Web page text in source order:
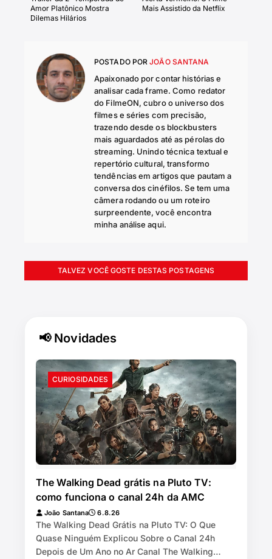
Mais Assistido da Netflix
Amor Platônico Mostra
Dilemas Hilários
POSTADO POR JOÃO SANTANA
Apaixonado por contar histórias e
analisar cada frame. Como redator
do FilmeON, cubro o universo dos
filmes e séries com precisão,
trazendo desde os blockbusters
mais aguardados até as pérolas do
streaming. Unindo técnica textual e
repertório cultural, transformo
tendências em artigos que pautam a
conversa dos cinéfilos. Se tem uma
câmera rodando ou um roteiro
surpreendente, você encontra
minha análise aqui.
TALVEZ VOCÊ GOSTE DESTAS POSTAGENS
📢 Novidades
CURIOSIDADES
The Walking Dead grátis na Pluto TV:
como funciona o canal 24h da AMC
João Santana 6.8.26
The Walking Dead Grátis na Pluto TV: O Que
Quase Ninguém Explicou Sobre o Canal 24h
Depois de Um Ano no Ar Canal The Walking